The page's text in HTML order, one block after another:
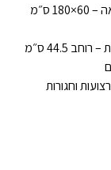
כיסוי בגד מתקפל מבד נושם עם רוכסן וידית נשיאה – 60×180 ס״מ
44.5 ס״מ
וחגורות